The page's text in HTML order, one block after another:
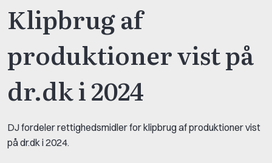
Klipbrug af
produktioner vist på
dr.dk i 2024
DJ fordeler rettighedsmidler for klipbrug af produktioner vist
på dr.dk i 2024.